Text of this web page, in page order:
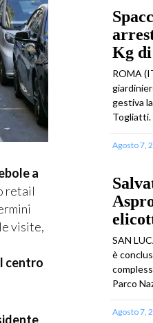
a
retail
visite,
centro
Kg
ROMA
gestiva
Togliatti.
Agosto 7,
SAN
è
Parco
Agosto 7,